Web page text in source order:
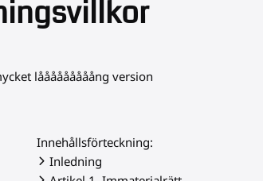
lååååååååång version
Innehållsförteckning:
Inledning